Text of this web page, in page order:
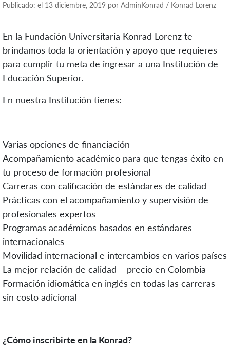
Publicado: el 13 diciembre, 2019 por AdminKonrad / Konrad Lorenz
En la Fundación Universitaria Konrad Lorenz te
brindamos toda la orientación y apoyo que requieres
para cumplir tu meta de ingresar a una Institución de
Educación Superior.
En nuestra Institución tienes:
Varias opciones de financiación
Acompañamiento académico para que tengas éxito en
tu proceso de formación profesional
Carreras con calificación de estándares de calidad
Prácticas con el acompañamiento y supervisión de
profesionales expertos
Programas académicos basados en estándares
internacionales
Movilidad internacional e intercambios en varios países
La mejor relación de calidad – precio en Colombia
Formación idiomática en inglés en todas las carreras
sin costo adicional
¿Cómo inscribirte en la Konrad?